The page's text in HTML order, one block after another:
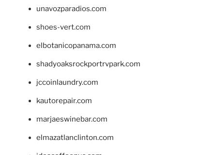
unavozparadios.com
shoes-vert.com
elbotanicopanama.com
shadyoaksrockportrvpark.com
jccoinlaundry.com
kautorepair.com
marjaeswinebar.com
elmazatlanclinton.com